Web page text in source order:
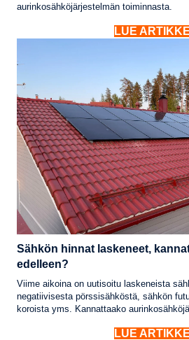
aurinkosähköjärjestelmän toiminnasta.
LUE
Sähkön hinnat laskeneet,
edelleen?
Viime aikoina on uutisoitu laskeneista
negatiivisesta pörssisähköstä, sähkön
koroista yms. Kannattaako
LUE